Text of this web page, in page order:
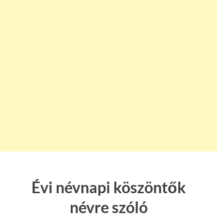
Évi névnapi köszöntők
névre szóló